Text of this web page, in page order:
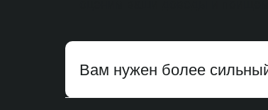
Вам нужен более